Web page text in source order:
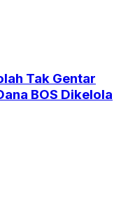
Tak Gentar
BOS Dikelola